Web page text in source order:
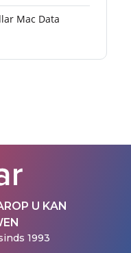
Mac Data
U KAN
1993